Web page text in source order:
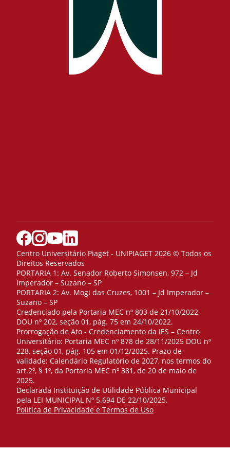
Centro Universitário Piaget - UNIPIAGET 2026 © Todos os
Direitos Reservados
PORTARIA 1: Av. Senador Roberto Simonsen, 972 – Jd
Imperador – Suzano – SP
PORTARIA 2: Av. Mogi das Cruzes, 1001 – Jd Imperador –
Suzano – SP
Credenciado pela Portaria MEC nº 803 de 21/10/2022,
DOU nº 202, seção 01, pág. 75 em 24/10/2022.
Prorrogação de Ato - Credenciamento da IES – Centro
Universitário: Portaria MEC nº 878 de 28/11/2025 DOU nº
228, seção 01, pág. 105 em 01/12/2025. Prazo de
validade: Calendário Regulatório de 2027, nos termos do
art.2º, § 1º, da Portaria MEC nº 381, de 20 de maio de
2025.
Declarada Instituição de Utilidade Pública Municipal
pela LEI MUNICIPAL Nº 5.694 DE 22/10/2025.
Política de Privacidade e Termos de Uso